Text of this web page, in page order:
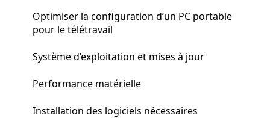
Optimiser la configuration d’un PC portable
pour le télétravail
Système d’exploitation et mises à jour
Performance matérielle
Installation des logiciels nécessaires